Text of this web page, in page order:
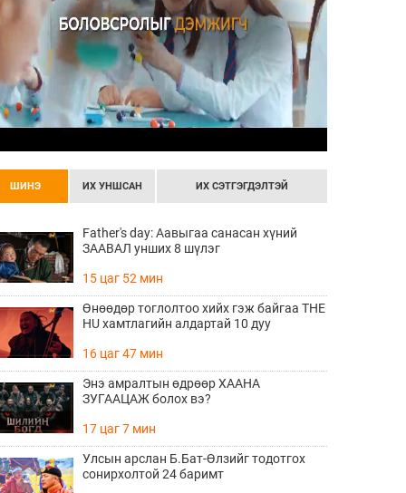
ШИНЭ ИХ УНШСАН ИХ СЭТГЭГДЭЛТЭЙ
Father's day: Аавыгаа санасан хүний
ЗААВАЛ унших 8 шүлэг
15 цаг 52 мин
Өнөөдөр тоглолтоо хийх гэж байгаа THE
HU хамтлагийн алдартай 10 дуу
16 цаг 47 мин
Энэ амралтын өдрөөр ХААНА
ЗУГААЦАЖ болох вэ?
17 цаг 7 мин
Улсын арслан Б.Бат-Өлзийг тодотгох
сонирхолтой 24 баримт